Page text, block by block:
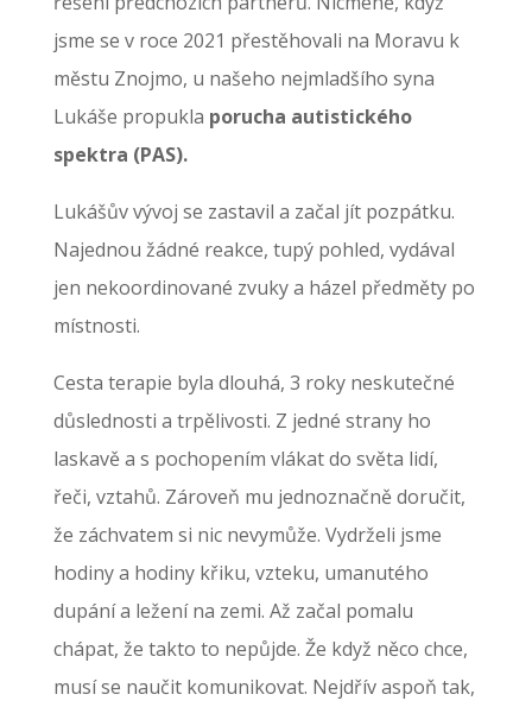
jsme se v roce 2021 přestěhovali na Moravu k
městu Znojmo, u našeho nejmladšího syna
Lukáše propukla porucha autistického
spektra (PAS).
Lukášův vývoj se zastavil a začal jít pozpátku.
Najednou žádné reakce, tupý pohled, vydával
jen nekoordinované zvuky a házel předměty po
místnosti.
Cesta terapie byla dlouhá, 3 roky neskutečné
důslednosti a trpělivosti. Z jedné strany ho
laskavě a s pochopením vlákat do světa lidí,
řeči, vztahů. Zároveň mu jednoznačně doručit,
že záchvatem si nic nevymůže. Vydrželi jsme
hodiny a hodiny křiku, vzteku, umanutého
dupání a ležení na zemi. Až začal pomalu
chápat, že takto to nepůjde. Že když něco chce,
musí se naučit komunikovat. Nejdřív aspoň tak,